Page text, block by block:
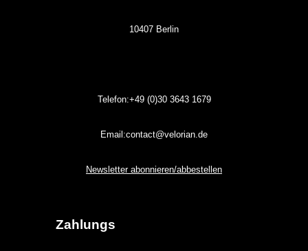
10407 Berlin
Telefon:+49 (0)3036431679
Email:contact@velorian.de
Newsletter abonnieren/abbestellen
Zahlungs